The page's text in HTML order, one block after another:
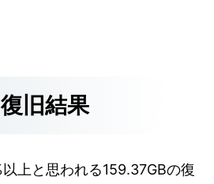
復旧結果
上と思われる159.37GBの復